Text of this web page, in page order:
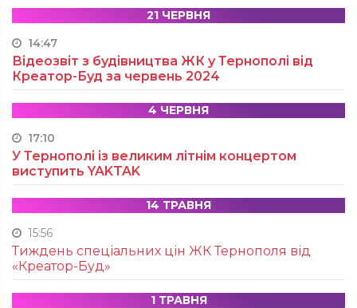
21 ЧЕРВНЯ
14:47
Відеозвіт з будівництва ЖК у Тернополі від
Креатор-Буд за червень 2024
4 ЧЕРВНЯ
17:10
У Тернополі із великим літнім концертом
виступить YAKTAK
14 ТРАВНЯ
15:56
Тиждень спеціальних цін ЖК Тернополя від
«Креатор-Буд»
1 ТРАВНЯ